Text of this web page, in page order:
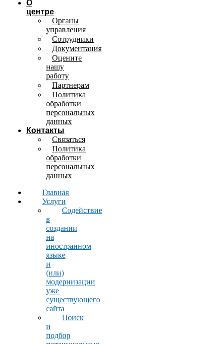
О
центре
Органы
управления
Сотрудники
Документация
Оцените
нашу
работу
Партнерам
Политика
обработки
персональных
данных
Контакты
Связаться
Политика
обработки
персональных
данных
Главная
Услуги
Содействие
в
создании
на
иностранном
языке
и
(или)
модернизации
уже
существующего
сайта
Поиск
и
подбор